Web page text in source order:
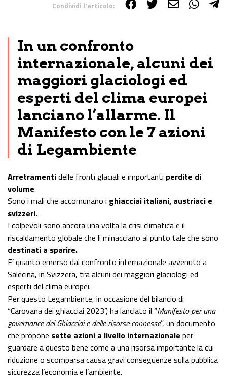
Condividi l'articolo:
In un confronto
internazionale, alcuni dei
maggiori glaciologi ed
esperti del clima europei
lanciano l’allarme. Il
Manifesto con le 7 azioni
di Legambiente
Arretramentidelle fronti glaciali e importanti perdite di
volume.
Sono i mali che accomunano i ghiacciai italiani, austriaci e
svizzeri.
I colpevoli sono ancora una volta la crisi climatica e il
riscaldamento globale che li minacciano al punto tale che sono
destinati a sparire.
E’ quanto emerso dal confronto internazionale avvenuto a
Salecina, in Svizzera, tra alcuni dei maggiori glaciologi ed
esperti del clima europei.
Per questo Legambiente, in occasione del bilancio di
“Carovana dei ghiacciai 2023”, ha lanciato il “Manifesto per una
governance dei Ghiacciai e delle risorse connesse”, un documento
che propone sette azioni a livello internazionale per
guardare a questo bene come a una risorsa importante la cui
riduzione o scomparsa causa gravi conseguenze sulla pubblica
sicurezza l’economia e l’ambiente.